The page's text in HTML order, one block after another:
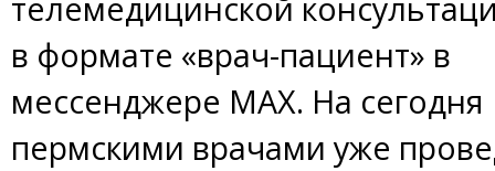
в формате «врач-пациент» в
мессенджере MАХ. На сегодня
пермскими врачами уже